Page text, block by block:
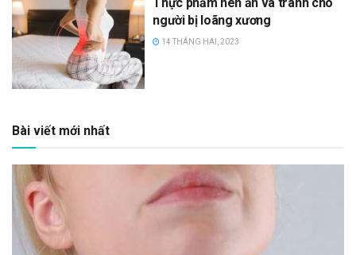
SỨC KHỎE TINH THẦN
CÔNG NGHỆ
người bị loãng xương
14 THÁNG HAI, 2023
Bài viết mới nhất